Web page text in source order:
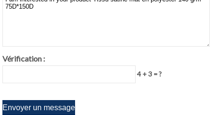
Vérification :
4 + 3 = ?